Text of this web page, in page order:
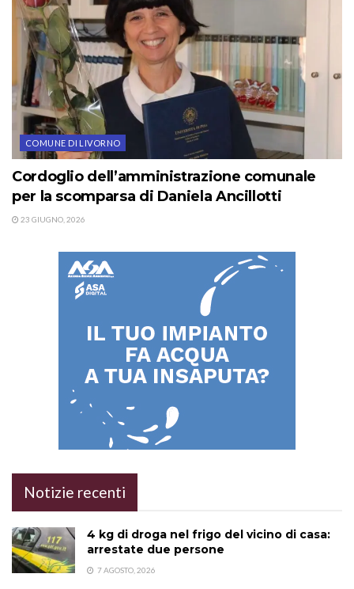
COMUNE DI LIVORNO
Cordoglio dell’amministrazione comunale
per la scomparsa di Daniela Ancillotti
23 GIUGNO, 2026
Notizie recenti
4 kg di droga nel frigo del vicino di casa:
arrestate due persone
7 AGOSTO, 2026